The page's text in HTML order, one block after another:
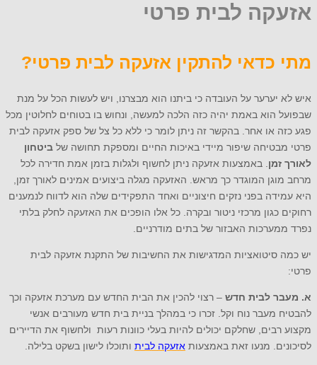
אזעקה לבית פרטי
מתי כדאי להתקין אזעקה לבית פרטי?
איש לא יערער על העובדה כי ביתנו הוא מבצרנו, ויש לעשות הכל על מנת
שבפועל הוא באמת יהיה כזה הלכה למעשה, ונחוש בו בטוחים לחלוטין מכל
פגע כזה או אחר. בהקשר זה ניתן לומר כי ללא כל צל של ספק אזעקה לבית
פרטי מבטיחה שיפור מיידי באיכות החיים ומספקת תחושה של ביטחון
לאורך זמן . באמצעות אזעקה ניתן לחשוף ולגלות בזמן אמת חדירה לכל
מרחב מוגן המוגדר כך מראש. האזעקה מגלה ביצועים אמינים לאורך זמן,
היא עמידה בפני נזקים חיצוניים ואחד התפקידים שלה הוא לדווח לנמענים
רחוקים כגון מרכזי ניטור ובקרה. כל אלו הופכים את האזעקה לחלק בלתי
נפרד ממערכות האבזור של בתים מודרניים.
יש כמה סיטואציות המדגישות את החשיבות של התקנת אזעקה לבית
פרטי:
א. מעבר לבית חדש – רצוי להכין את הבית החדש עם מערכת אזעקה וכך
להבטיח מעבר נוח וקל. זכרו כי במהלך בניית בית חדש מעורבים אנשי
מקצוע רבים, שחלקם יכולים להיות בעלי כוונות רעות ולחשוף את הדיירים
לסיכונים. מנעו זאת באמצעות אזעקה לבית ותוכלו לישון בשקט בלילה.